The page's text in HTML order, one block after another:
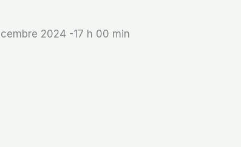
2024 -17 h 00 min